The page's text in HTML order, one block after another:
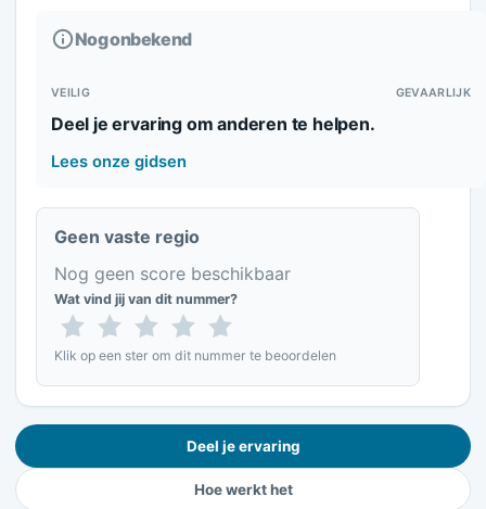
Nog onbekend
VEILIG GEVAARLIJK
Deel je ervaring om anderen te helpen.
Lees onze gidsen
Geen vaste regio
Nog geen score beschikbaar
Wat vind jij van dit nummer?
Klik op een ster om dit nummer te beoordelen
Deel je ervaring
Hoe werkt het